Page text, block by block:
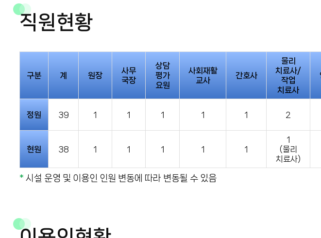
직원현황
구분 계 원장
사무
국장
상담
평가
요원
사회재활
교사
간호사
물리
치료사/
작업
치료사
정원 39 1 1 1 1 1 2
현원 38 1 1 1 1 1
1
(물리
치료사)
* 시설 운영 및 이용인 인원 변동에 따라 변동될 수 있음